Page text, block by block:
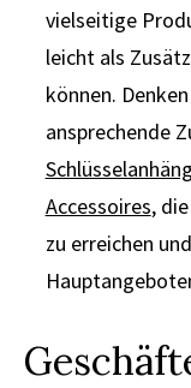
vielseitige
leicht als
können.
ansprechende
Accessoires,
zu erreichen